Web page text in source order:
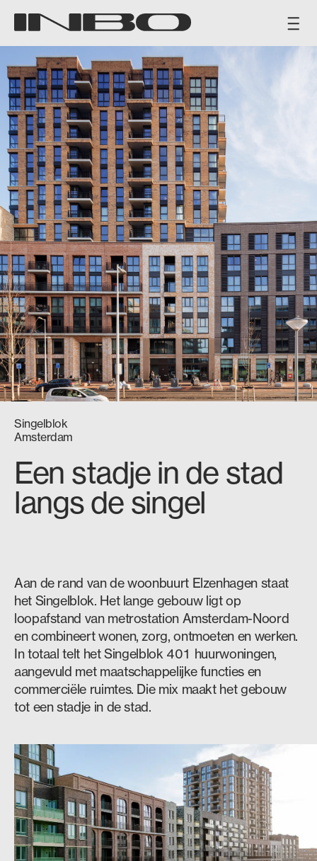
Singelblok
Amsterdam
Een stadje in de stad
langs de singel
Aan de rand van de woonbuurt Elzenhagen staat
het Singelblok. Het lange gebouw ligt op
loopafstand van metrostation Amsterdam-Noord
en combineert wonen, zorg, ontmoeten en werken.
In totaal telt het Singelblok 401 huurwoningen,
aangevuld met maatschappelijke functies en
commerciële ruimtes. Die mix maakt het gebouw
tot een stadje in de stad.